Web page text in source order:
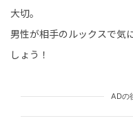
「結論から
だが、先輩
説】
大切。
男性が相手のルックスで気
しょう！
ADの